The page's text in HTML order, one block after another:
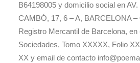
B64198005 y domicilio social en
CAMBÓ, 17, 6 – A, BARCELONA –
Registro Mercantil de Barcelona, en
Sociedades, Tomo XXXXX, Folio
XX y email de contacto